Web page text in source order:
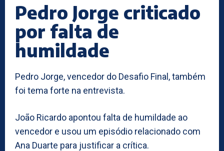
Pedro Jorge criticado
por falta de
humildade
Pedro Jorge, vencedor do Desafio Final, também
foi tema forte na entrevista.
João Ricardo apontou falta de humildade ao
vencedor e usou um episódio relacionado com
Ana Duarte para justificar a crítica.